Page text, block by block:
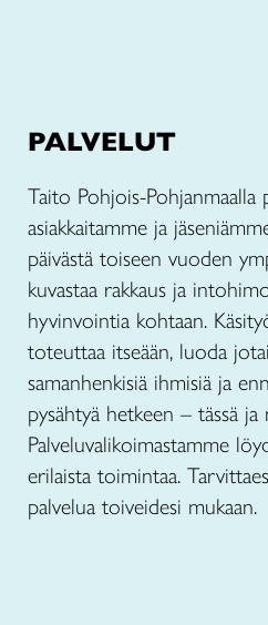
PALVELUT
Taito Pohjois-Pohjanmaalla
asiakkaitamme ja
päivästä toiseen vuoden
kuvastaa rakkaus ja
hyvinvointia kohtaan.
toteuttaa itseään, luoda
samanhenkisiä ihmisiä ja
pysähtyä hetkeen – tässä ja
Palveluvalikoimastamme
erilaista toimintaa.
palvelua toiveidesi mukaan.